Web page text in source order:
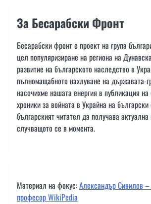
За Бесарабски Фронт
Бесарабски фронт е проект на група
цел популяризиране на региона на
развитие на българското наследство в
пълномащабното нахлуване на държавата-
насочихме нашата енергия в публикация
хроники за войната в Украйна на
българският читател да получава
случващото се в момента.
Материал на фокус:Александър Сивилов –
професор WikiPedia